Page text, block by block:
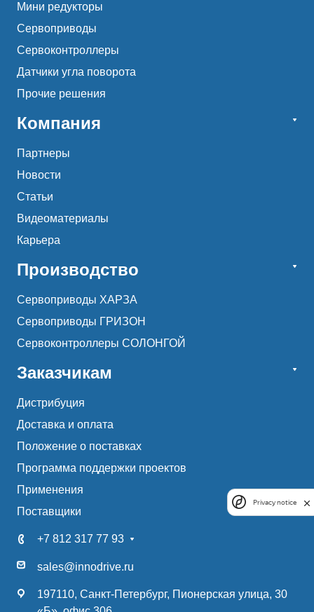
Мини редукторы
Сервоприводы
Сервоконтроллеры
Датчики угла поворота
Прочие решения
Компания
Партнеры
Новости
Статьи
Видеоматериалы
Карьера
Производство
Сервоприводы ХАРЗА
Сервоприводы ГРИЗОН
Сервоконтроллеры СОЛОНГОЙ
Заказчикам
Дистрибуция
Доставка и оплата
Положение о поставках
Программа поддержки проектов
Применения
Поставщики
+7 812 317 77 93
sales@innodrive.ru
197110, Санкт-Петербург, Пионерская улица, 30
Privacy notice